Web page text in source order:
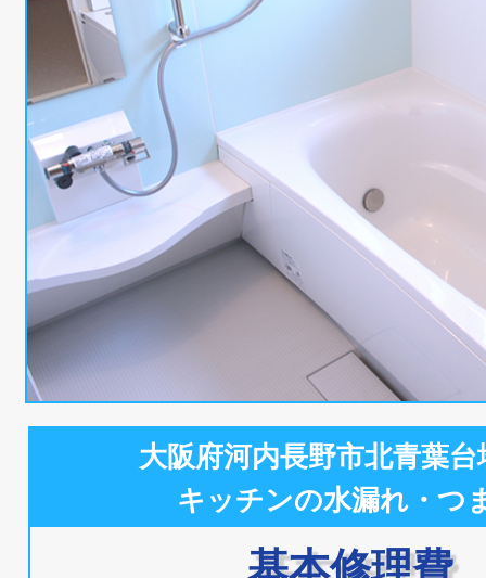
大阪府河内長野市北青葉
キッチンの水漏れ・つ
基本修理費